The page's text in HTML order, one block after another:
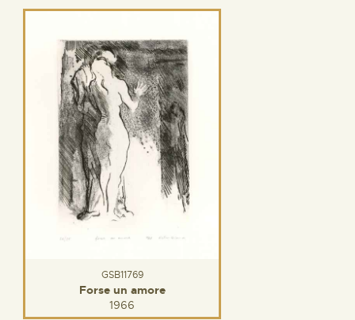
GSB11769
Forse un amore
1966